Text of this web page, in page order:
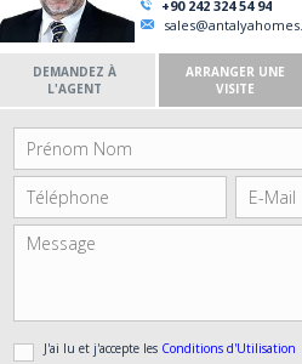
+90 242 324 54 94
DEMANDEZ À
L'AGENT
ARRANGER UNE
VISITE
J'ai lu et j'accepte les Conditions d'Utilisation